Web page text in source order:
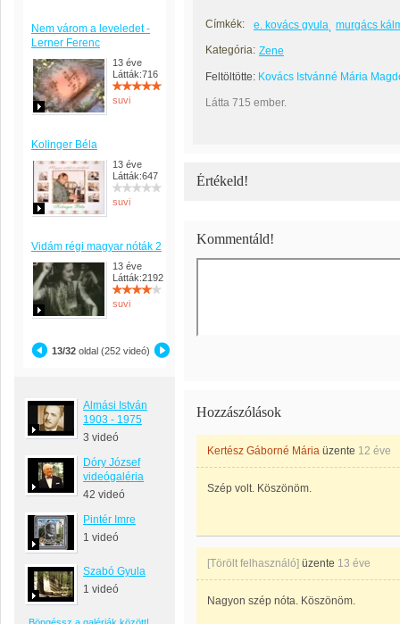
Nem várom a leveledet -
Lerner Ferenc
13 éve
Látták:716
suvi
Kolinger Béla
13 éve
Látták:647
suvi
Vidám régi magyar nóták 2
13 éve
Látták:2192
suvi
13/32 oldal (252 videó)
Almási István
1903 - 1975
3 videó
Dóry József
videógaléria
42 videó
Pintér Imre
1 videó
Szabó Gyula
1 videó
Címkék: e. kovács gyula murgács
Kategória: Zene
Feltöltötte: Kovács Istvánné Mária
Látta 715 ember.
Értékeld!
Kommentáld!
Hozzászólások
Kertész Gáborné Mária üzente 12 éve
Szép volt. Köszönöm.
[Törölt felhasználó] üzente 13 éve
Nagyon szép nóta. Köszönöm.